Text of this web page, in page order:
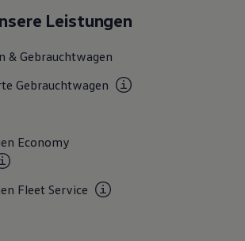
Leistungen
&Gebrauchtwagen
Gebrauchtwagen
Economy
FleetService